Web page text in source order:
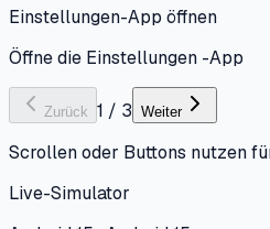
Einstellungen-App öffnen
Öffne die Einstellungen -App
Zurück 1 / 3 Weiter
Scrollen oder Buttons nutzen
Live-Simulator